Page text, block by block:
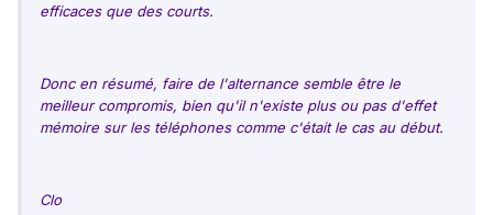
efficaces que des courts.
Donc en résumé, faire de l'alternance semble être le
meilleur compromis, bien qu'il n'existe plus ou pas d'effet
mémoire sur les téléphones comme c'était le cas au début.
Clo